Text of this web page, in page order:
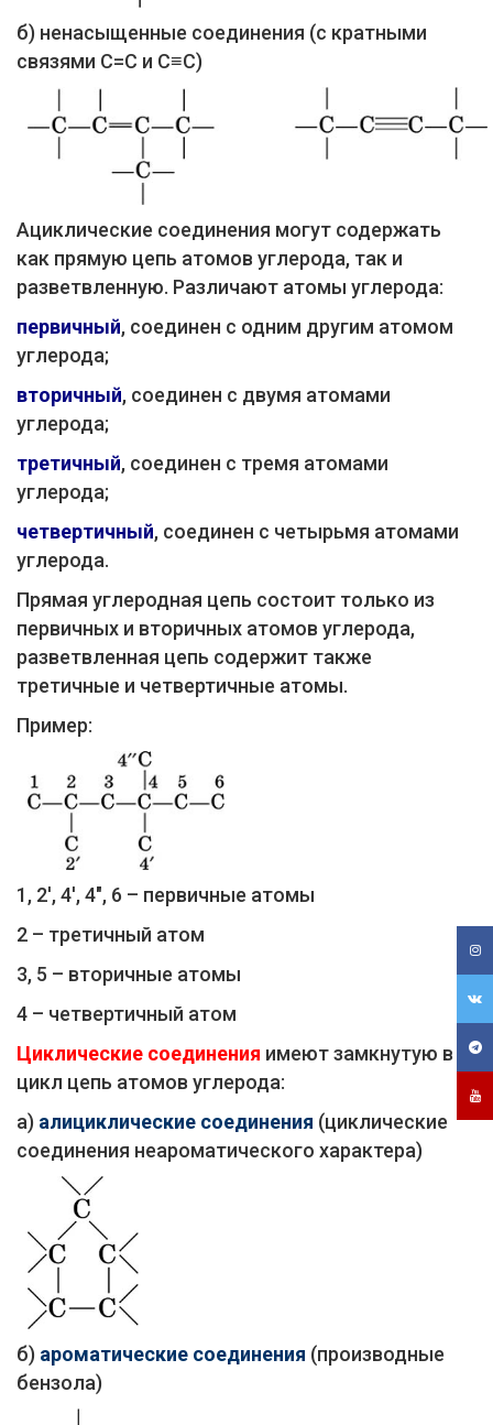
б) ненасыщенные соединения (с кратными
связями C=C и C≡C)
Ациклические соединения могут содержать
как прямую цепь атомов углерода, так и
разветвленную. Различают атомы углерода:
первичный, соединен с одним другим атомом
углерода;
вторичный, соединен с двумя атомами
углерода;
третичный, соединен с тремя атомами
углерода;
четвертичный, соединен с четырьмя атомами
углерода.
Прямая углеродная цепь состоит только из
первичных и вторичных атомов углерода,
разветвленная цепь содержит также
третичные и четвертичные атомы.
Пример:
1, 2', 4', 4", 6 – первичные атомы
2 – третичный атом
3, 5 – вторичные атомы
4 – четвертичный атом
Циклические соединения имеют замкнутую в
цикл цепь атомов углерода:
а) алициклические соединения (циклические
соединения неароматического характера)
б) ароматические соединения (производные
бензола)